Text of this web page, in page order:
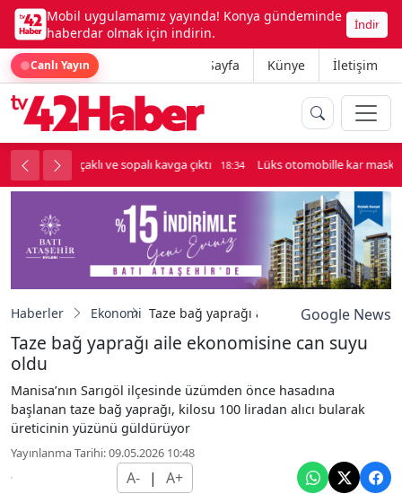
Mobil uygulamamız yayında! Konya gündeminde
haberdar olmak için indirin.
İndir
Canlı Yayın Ana Sayfa Künye İletişim
kavga çıktı 18:34 Lüks otomobille kar maskeli milyonluk soygun
Haberler Ekonomi Taze bağ yaprağı aile ekonomisine can
Google News
Taze bağ yaprağı aile ekonomisine can suyu
oldu
Manisa’nın Sarıgöl ilçesinde üzümden önce hasadına
başlanan taze bağ yaprağı, kilosu 100 liradan alıcı bularak
üreticinin yüzünü güldürüyor
Yayınlanma Tarihi: 09.05.2026 10:48
A- | A+